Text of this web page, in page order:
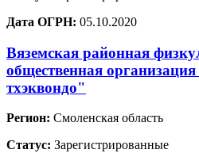
Дата ОГРН: 05.10.2020
Вяземская районная
общественная
тхэквондо"
Регион: Смоленская область
Статус: Зарегистрированные